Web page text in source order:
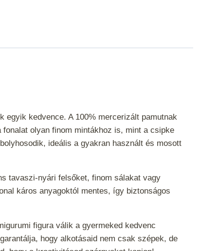
egyik kedvence. A 100% mercerizált pamutnak
olyan finom mintákhoz is, mint a csipke
ideális a gyakran használt és mosott
tavaszi-nyári felsőket, finom sálakat vagy
káros anyagoktól mentes, így biztonságos
figura válik a gyermeked kedvenc
hogy alkotásaid nem csak szépek, de